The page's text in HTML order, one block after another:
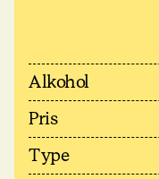
Alkohol
Pris
Type